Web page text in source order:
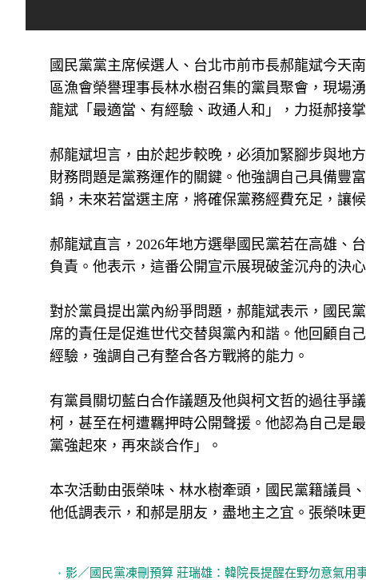
國民黨黨主席候選人、台北市前市長郝龍斌今天
區漁會榮譽理事長林水樹召集的黨員聚會，現場
龍斌「最適當、有經驗、政通人和」，力挺郝接掌
郝龍斌坦言，由於起步較晚，必須加緊腳步與地
財務問題是黨務運作的關鍵。他強調自己具備豐
鍋，未來若當選主席，將確保黨務經費充足，讓
郝龍斌直言，2026年地方選舉國民黨若在高雄、
負責。他表示，這番公開宣示展現破釜沉舟的決
對於黨員提出黨內紛爭問題，郝龍斌表示，國民
席的責任是促進世代交替與黨內和諧。他回顧自
經驗，強調自己有整合各方戰將的能力。
有黨員關切藍白合作議題及他與柯文哲的過往爭
柯，甚至在柯遭羈押時公開聲援。他認為自己是
黨強起來，再來談合作」。
本次活動由張榮味、林水樹牽頭，國民黨籍議員
他低調表示，和郝是朋友，盡地主之宜。張榮味
影／國民黨凍刪預算 莊瑞雄：韓院長提醒在野勿意氣用